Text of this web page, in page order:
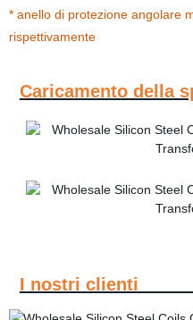
* anello di protezione angolare
rispettivamente
I nostri